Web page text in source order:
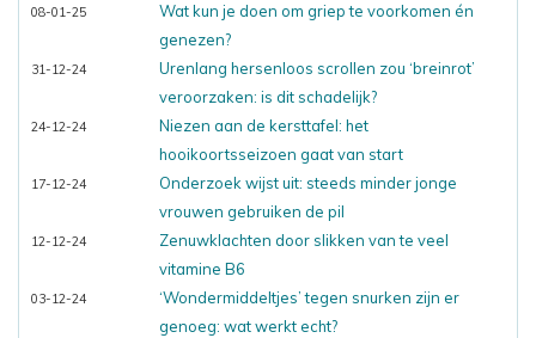
08-01-25
Wat kun je doen om griep te voorkomen én
genezen?
31-12-24
Urenlang hersenloos scrollen zou ‘breinrot’
veroorzaken: is dit schadelijk?
24-12-24
Niezen aan de kersttafel: het
hooikoortsseizoen gaat van start
17-12-24
Onderzoek wijst uit: steeds minder jonge
vrouwen gebruiken de pil
12-12-24
Zenuwklachten door slikken van te veel
vitamine B6
03-12-24
‘Wondermiddeltjes’ tegen snurken zijn er
genoeg: wat werkt echt?